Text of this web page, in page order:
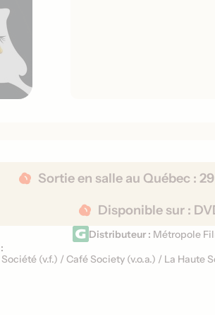
Sortie en salle au Québec :
Disponible sur :
Distributeur : Métropole
Société (v.f.) /Café Society (v.o.a.) / La Haute